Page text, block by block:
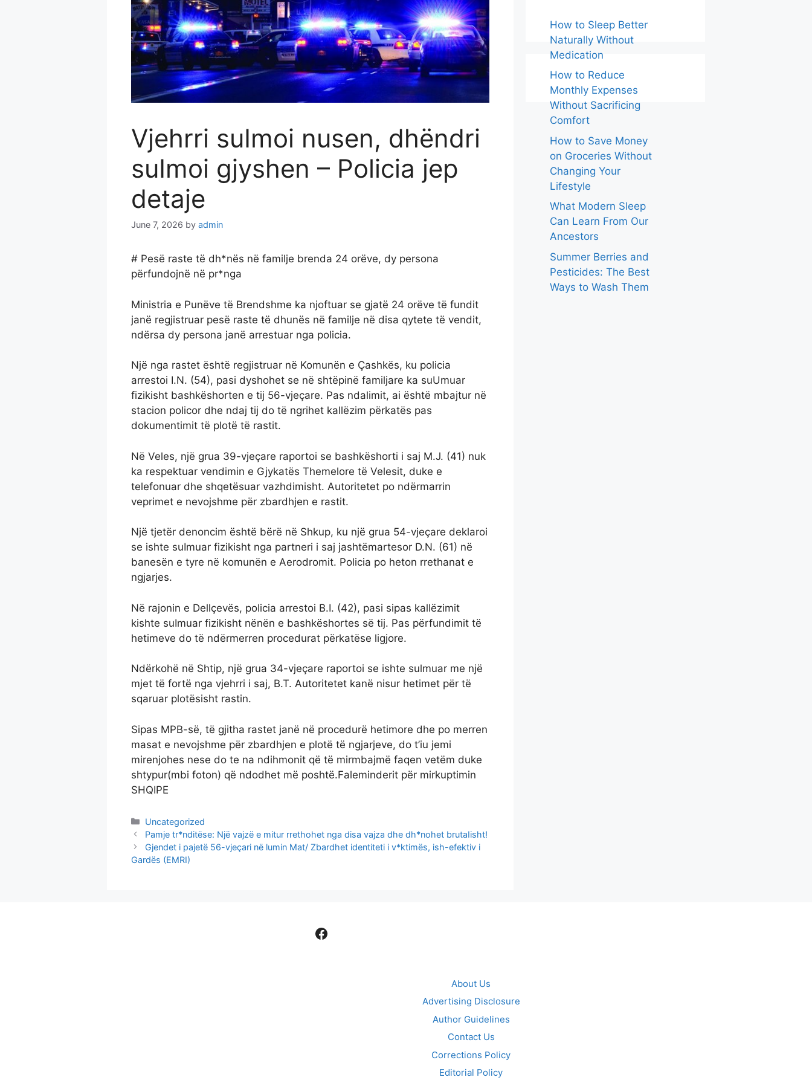
Vjehrri suImoi nusen, dhëndri
suImoi gjyshen – Policia jep
detaje
June 7, 2026 by admin
# Pesë raste të dh*nës në familje brenda 24 orëve, dy persona
përfundojnë në pr*nga
Ministria e Punëve të Brendshme ka njoftuar se gjatë 24 orëve të fundit
janë regjistruar pesë raste të dhunës në familje në disa qytete të vendit,
ndërsa dy persona janë arrestuar nga policia.
Një nga rastet është regjistruar në Komunën e Çashkës, ku policia
arrestoi I.N. (54), pasi dyshohet se në shtëpinë familjare ka suUmuar
fizikisht bashkëshorten e tij 56-vjeçare. Pas ndalimit, ai është mbajtur në
stacion policor dhe ndaj tij do të ngrihet kallëzim përkatës pas
dokumentimit të plotë të rastit.
Në Veles, një grua 39-vjeçare raportoi se bashkëshorti i saj M.J. (41) nuk
ka respektuar vendimin e Gjykatës Themelore të Velesit, duke e
telefonuar dhe shqetësuar vazhdimisht. Autoritetet po ndërmarrin
veprimet e nevojshme për zbardhjen e rastit.
Një tjetër denoncim është bërë në Shkup, ku një grua 54-vjeçare deklaroi
se ishte suImuar fizikisht nga partneri i saj jashtëmartesor D.N. (61) në
banesën e tyre në komunën e Aerodromit. Policia po heton rrethanat e
ngjarjes.
Në rajonin e Dellçevës, poIicia arrestoi B.I. (42), pasi sipas kallëzimit
kishte suImuar fizikisht nënën e bashkëshortes së tij. Pas përfundimit të
hetimeve do të ndërmerren procedurat përkatëse ligjore.
Ndërkohë në Shtip, një grua 34-vjeçare raportoi se ishte sulmuar me një
mjet të fortë nga vjehrri i saj, B.T. Autoritetet kanë nisur hetimet për të
sqaruar plotësisht rastin.
Sipas MPB-së, të gjitha rastet janë në procedurë hetimore dhe po merren
masat e nevojshme për zbardhjen e plotë të ngjarjeve, do t’iu jemi
mirenjohes nese do te na ndihmonit që të mirmbajmë faqen vetëm duke
shtypur(mbi foton) që ndodhet më poshtë.Faleminderit për mirkuptimin
SHQIPE
Categories
Uncategorized
Pamje tr*nditëse: Një vajzë e mitur rrethohet nga disa vajza dhe dh*nohet brutaIisht!
Gjendet i pajetë 56-vjeçari në lumin Mat/ Zbardhet identiteti i v*ktimës, ish-efektiv i
Gardës (EMRI)
How to Sleep Better
Naturally Without
Medication
How to Reduce
Monthly Expenses
Without Sacrificing
Comfort
How to Save Money
on Groceries Without
Changing Your
Lifestyle
What Modern Sleep
Can Learn From Our
Ancestors
Summer Berries and
Pesticides: The Best
Ways to Wash Them
Facebook
About Us
Advertising Disclosure
Author Guidelines
Contact Us
Corrections Policy
Editorial Policy